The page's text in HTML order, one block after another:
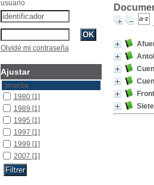
usuario
Olvidé mi contraseña
Ajustar
prueba
1980 [1]
1989 [1]
1995 [1]
1997 [1]
1999 [1]
2007 [1]